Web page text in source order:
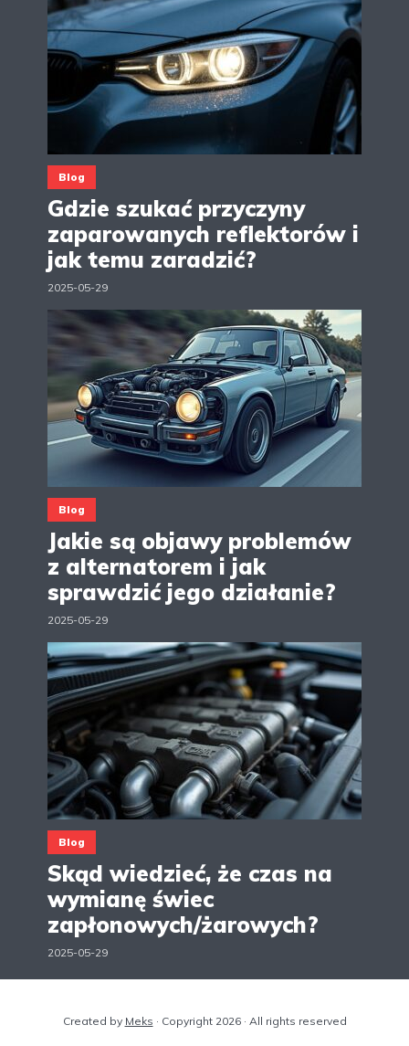
Blog
Gdzie szukać przyczyny
zaparowanych reflektorów i
jak temu zaradzić?
2025-05-29
Blog
Jakie są objawy problemów
z alternatorem i jak
sprawdzić jego działanie?
2025-05-29
Blog
Skąd wiedzieć, że czas na
wymianę świec
zapłonowych/żarowych?
2025-05-29
Created by Meks · Copyright 2026 · All rights reserved